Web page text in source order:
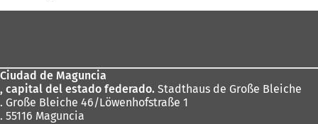
e
a
u
pies
Ciudad de Maguncia
, capital del estado federado. Stadthaus de Große Bleiche
. Große Bleiche 46/Löwenhofstraße 1
. 55116 Maguncia